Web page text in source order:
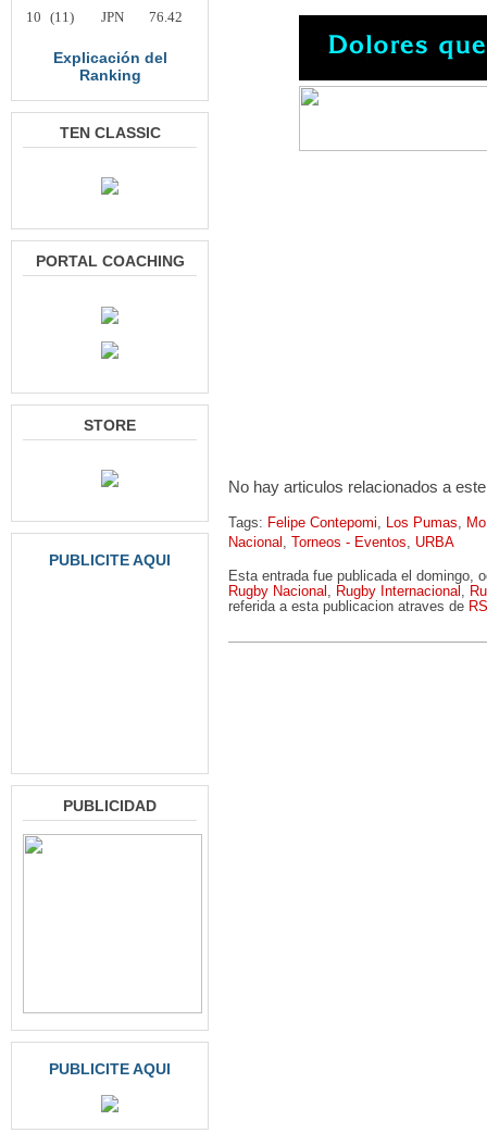
10 (11) JPN 76.42
Explicación del
Ranking
TEN CLASSIC
PORTAL COACHING
STORE
PUBLICITE AQUI
PUBLICIDAD
PUBLICITE AQUI
No hay articulos relacionados a
Tags: Felipe Contepomi, Los Pumas,
Nacional , Torneos - Eventos, URBA
Esta entrada fue publicada el domingo,
Rugby Nacional , Rugby Internacional ,
referida a esta publicacion atraves de